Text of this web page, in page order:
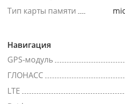
Тип карты памяти
Навигация
GPS-модуль
ГЛОНАСС
LTE